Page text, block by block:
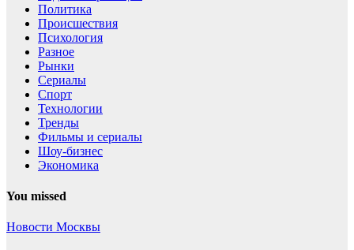
Политика
Происшествия
Психология
Разное
Рынки
Сериалы
Спорт
Технологии
Тренды
Фильмы и сериалы
Шоу-бизнес
Экономика
You missed
Новости Москвы